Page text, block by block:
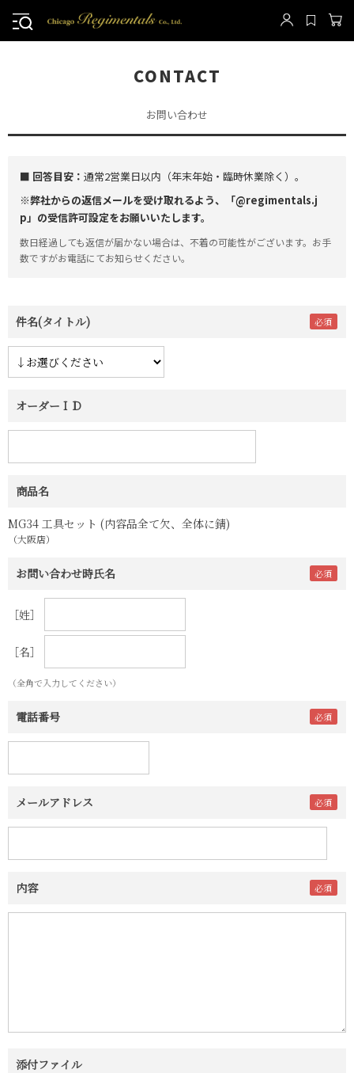
CONTACT
お問い合わせ
■ 回答目安： 通常2営業日以内（年末年始・臨時休業除く）。
※弊社からの返信メールを受け取れるよう、「@regimentals.j
p」の受信許可設定をお願いいたします。
数日経過しても返信が届かない場合は、不着の可能性がございます。お手
数ですがお電話にてお知らせください。
件名(タイトル)
オーダーＩＤ
商品名
MG34 工具セット (内容品全て欠、全体に錆)
（大阪店）
お問い合わせ時氏名
［姓］
［名］
（全角で入力してください）
電話番号
メールアドレス
内容
添付ファイル